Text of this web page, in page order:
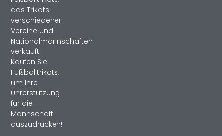
das Trikots
verschiedener
Vereine und
Nationalmannschaften
verkauft.
Kaufen Sie
Fußballtrikots,
um Ihre
Unterstützung
für die
Mannschaft
auszudrücken!